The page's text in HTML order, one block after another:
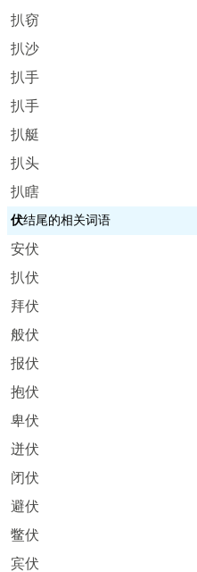
扒窃
扒沙
扒手
扒手
扒艇
扒头
扒瞎
伏结尾的相关词语
安伏
扒伏
拜伏
般伏
报伏
抱伏
卑伏
迸伏
闭伏
避伏
鳖伏
宾伏